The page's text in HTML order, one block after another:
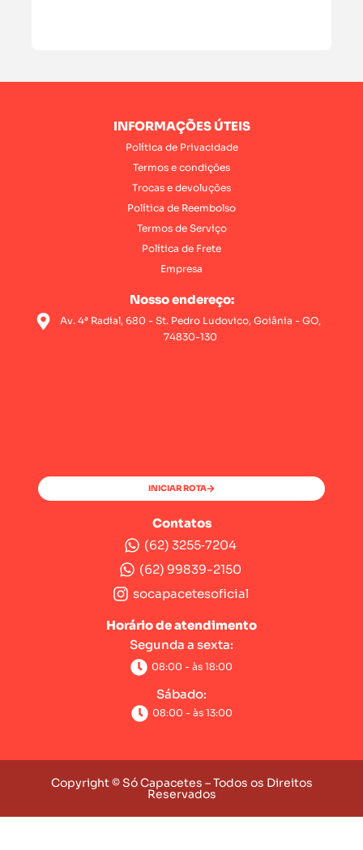
INFORMAÇÕES ÚTEIS
Política de Privacidade
Termos e condições
Trocas e devoluções
Política de Reembolso
Termos de Serviço
Política de Frete
Empresa
Nosso endereço:
Av. 4ª Radial, 680 - St. Pedro Ludovico, Goiânia - GO,
74830-130
INICIAR ROTA
Contatos
(62) 3255‑7204‬
(62) 99839-2150
socapacetesoficial
Horário de atendimento
Segunda a sexta:
08:00 - às 18:00
Sábado:
08:00 - às 13:00
Copyright © Só Capacetes – Todos os Direitos
Reservados